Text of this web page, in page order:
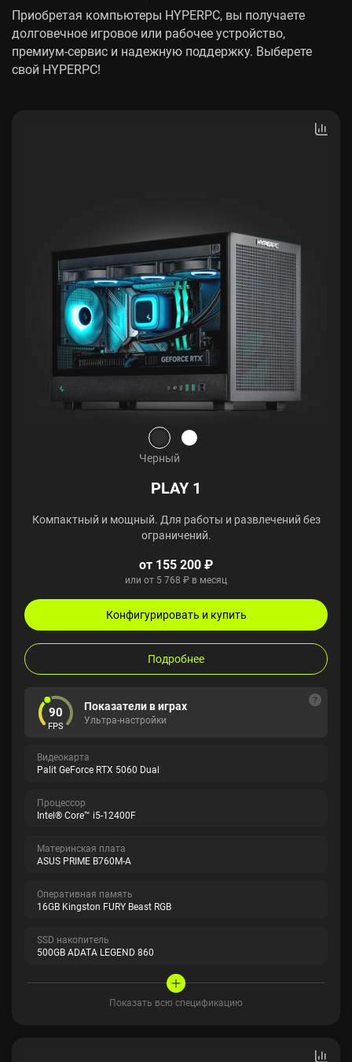
Приобретая компьютеры HYPERPC, вы получаете
долговечное игровое или рабочее устройство,
премиум-сервис и надежную поддержку. Выберете
свой HYPERPC!
Черный
PLAY 1
Компактный и мощный. Для работы и развлечений без
ограничений.
от 155 200 ₽
или от 5 768 ₽ в месяц
Конфигурировать и купить
Подробнее
90
FPS
Показатели в играх
Ультра-настройки
Видеокарта
Palit GeForce RTX 5060 Dual
Процессор
Intel® Core™ i5-12400F
Материнская плата
ASUS PRIME B760M-A
Оперативная память
16GB Kingston FURY Beast RGB
SSD накопитель
500GB ADATA LEGEND 860
Показать всю спецификацию